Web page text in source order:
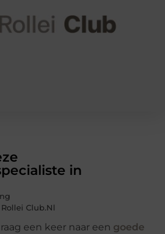
in
Club.nl
een keer naar een goede